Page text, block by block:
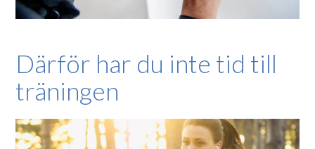
Därför har du inte tid till
träningen